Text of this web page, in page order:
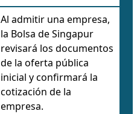
Al admitir una empresa,
la Bolsa de Singapur
revisará los documentos
de la oferta pública
inicial y confirmará la
cotización de la
empresa.